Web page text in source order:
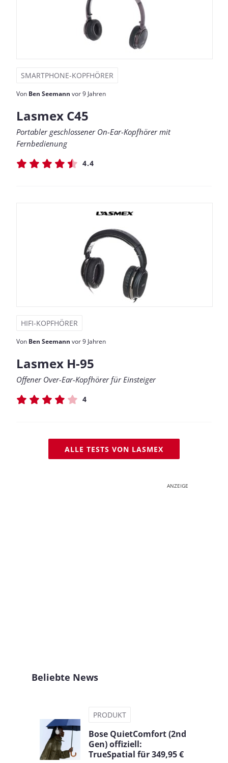
SMARTPHONE-KOPFHÖRER
Von Ben Seemann vor 9 Jahren
Lasmex C45
Portabler geschlossener On-Ear-Kopfhörer mit
Fernbedienung
4.4
HIFI-KOPFHÖRER
Von Ben Seemann vor 9 Jahren
Lasmex H-95
Offener Over-Ear-Kopfhörer für Einsteiger
4
ALLE TESTS VON LASMEX
ANZEIGE
Beliebte News
PRODUKT
Bose QuietComfort (2nd
Gen) offiziell:
TrueSpatial für 349,95 €